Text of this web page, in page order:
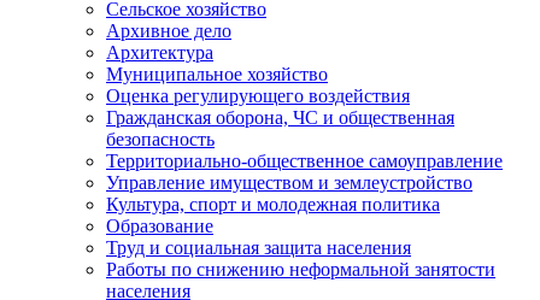
Сельское хозяйство
Архивное дело
Архитектура
Муниципальное хозяйство
Оценка регулирующего воздействия
Гражданская оборона, ЧС и общественная
безопасность
Территориально-общественное самоуправление
Управление имуществом и землеустройство
Культура, спорт и молодежная политика
Образование
Труд и социальная защита населения
Работы по снижению неформальной занятости
населения